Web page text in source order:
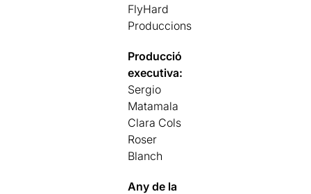
FlyHard
Produccions
Producció
executiva:
Sergio
Matamala
Clara Cols
Roser
Blanch
Any de la